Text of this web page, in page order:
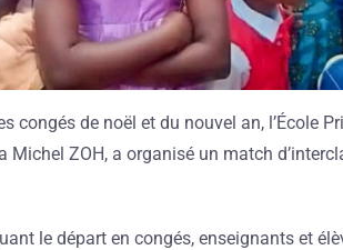
congés de noël et du nouvel an, l’École
ZOH, a organisé un match
le départ en congés, enseignants et